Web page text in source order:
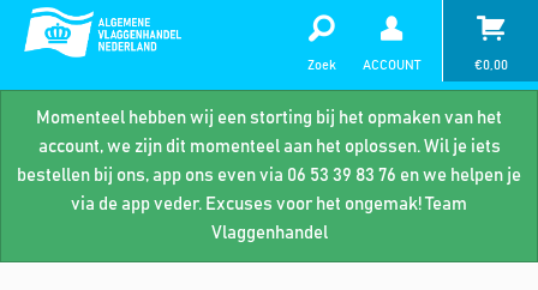
Momenteel hebben wij een storting bij het opmaken van het
account, we zijn dit momenteel aan het oplossen. Wil je iets
bestellen bij ons, app ons even via 06 53 39 83 76 en we helpen je
via de app veder. Excuses voor het ongemak! Team
Vlaggenhandel
Zoek ACCOUNT €0,00